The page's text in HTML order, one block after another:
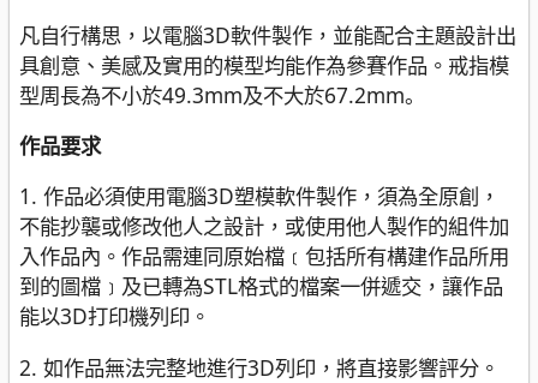
凡自行構思，以電腦3D軟件製作，並能配合主題設計出
具創意、美感及實用的模型均能作為參賽作品。戒指模
型周長為不小於49.3mm及不大於67.2mm。
作品要求
1. 作品必須使用電腦3D塑模軟件製作，須為全原創，
不能抄襲或修改他人之設計，或使用他人製作的組件加
入作品內。作品需連同原始檔﹝包括所有構建作品所用
到的圖檔﹞及已轉為STL格式的檔案一併遞交，讓作品
能以3D打印機列印。
2. 如作品無法完整地進行3D列印，將直接影響評分。